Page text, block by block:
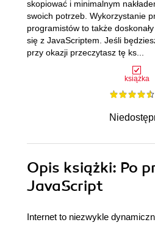
książka
skopiować i minimalnym
swoich potrzeb. Wykorzystanie
programistów to także
się z JavaScriptem. Jeśli
przy okazji przeczytasz tę ks...
Opis książki: Po
JavaScript
Internet to niezwykle